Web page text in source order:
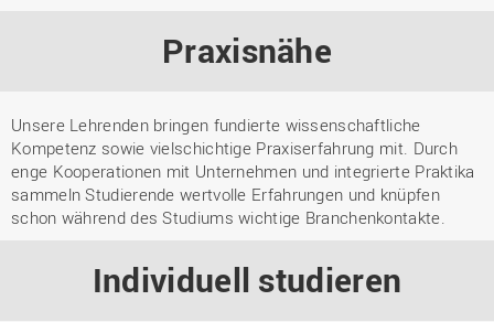
Praxisnähe
Unsere Lehrenden bringen fundierte wissenschaftliche
Kompetenz sowie vielschichtige Praxiserfahrung mit. Durch
enge Kooperationen mit Unternehmen und integrierte Praktika
sammeln Studierende wertvolle Erfahrungen und knüpfen
schon während des Studiums wichtige Branchenkontakte.
Individuell studieren